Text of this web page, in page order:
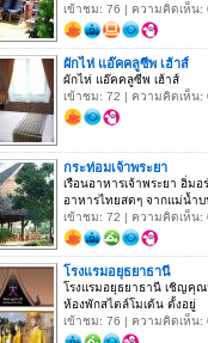
เข้าชม: 76 | ความคิดเห็น:
ผักไห่ แอ๊คคลูซีพ เฮ้าส์
ผักไห่ แอ๊คคลูซีพ เฮ้าส์
เข้าชม: 72 | ความคิดเห็น:
กระท่อมเจ้าพระยา
เรือนอาหารเจ้าพระยา อิ่มอ
อาหารไทยสดๆ จากแม่น้ำบ
เข้าชม: 72 | ความคิดเห็น:
โรงแรมอยุธยาธานี
โรงแรมอยุธยาธานี เชิญคุ
ห้องพักสไตล์โมเด้น ตั้งอยู่
เข้าชม: 76 | ความคิดเห็น: